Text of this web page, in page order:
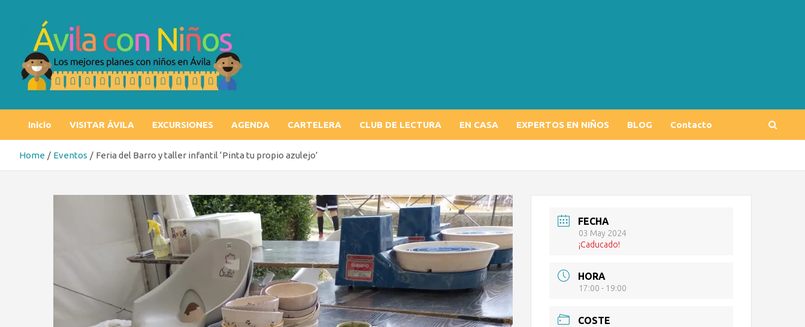
Inicio VISITAR ÁVILA EXCURSIONES AGENDA CARTELERA CLUB DE LECTURA EN CASA EXPERTOS EN NIÑOS BLOG Contacto
Home Eventos Feria del Barro y taller infantil ‘Pinta tu propio azulejo’
FECHA
03 May 2024
¡Caducado!
HORA
17:00 - 19:00
COSTE